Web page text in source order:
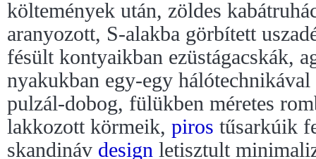
költemények után, zöldes
aranyozott, S-alakba görbített
fésült kontyaikban ezüstágacskák,
nyakukban egy-egy
pulzál-dobog, fülükben méretes
lakkozott körmeik, piros tűsarkúik
skandináv design letisztult